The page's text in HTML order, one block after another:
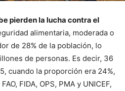
pierden la lucha contra el
alimentaria, moderada o
de 28% de la población, lo
de personas. Es decir, 36
cuando la proporción era 24%,
FIDA, OPS, PMA y UNICEF,